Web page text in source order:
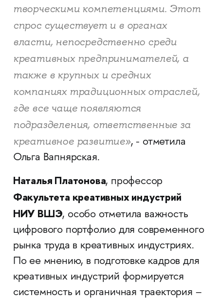
творческими компетенциями. Этот
спрос существует и в органах
власти, непосредственно среди
креативных предпринимателей, а
также в крупных и средних
компаниях традиционных отраслей,
где все чаще появляются
подразделения, ответственные за
креативное развитие», - отметила
Ольга Вапнярская.
Наталья Платонова, профессор
Факультета креативных индустрий
НИУ ВШЭ, особо отметила важность
цифрового портфолио для современного
рынка труда в креативных индустриях.
По ее мнению, в подготовке кадров для
креативных индустрий формируется
системность и органичная траектория –